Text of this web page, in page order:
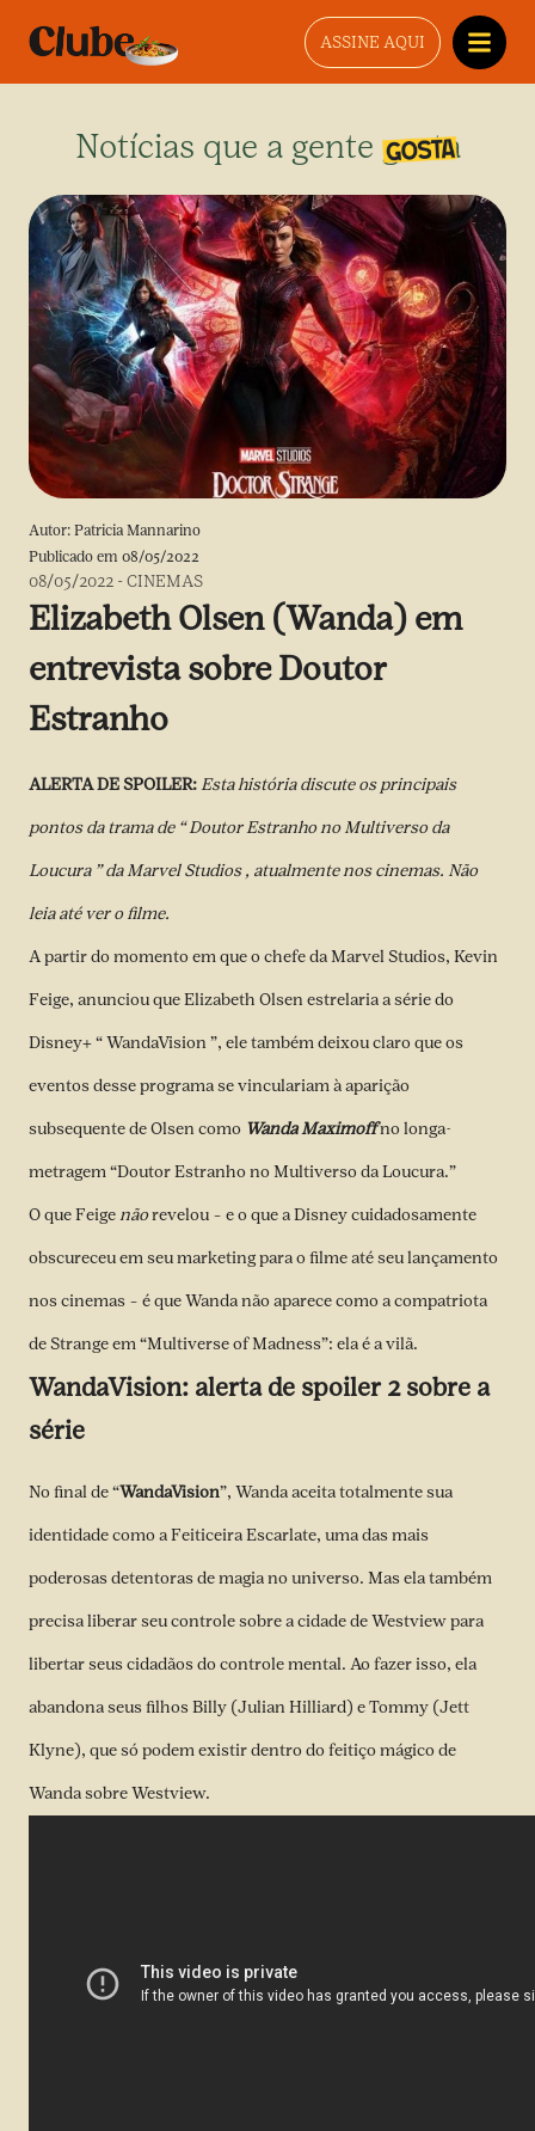
ASSINE AQUI
Notícias que a gente gosta
Autor: Patricia Mannarino
Publicado em 08/05/2022
08/05/2022 -CINEMAS
Elizabeth Olsen (Wanda) em
entrevista sobre Doutor
Estranho
ALERTA DE SPOILER:Esta história discute os principais
pontos da trama de “Doutor Estranho no Multiverso da
Loucura ” daMarvel Studios, atualmente nos cinemas. Não
leia até ver o filme.
A partir do momento em que o chefe da Marvel Studios, Kevin
Feige, anunciou queElizabeth Olsen estrelaria a série do
Disney+ “WandaVision ”, ele também deixou claro que os
eventos desse programa se vinculariam à aparição
subsequente de Olsen como Wanda Maximoffno longa-
metragem “Doutor Estranho no Multiverso da Loucura.”
O que Feigenãorevelou – e o que a Disney cuidadosamente
obscureceu em seu marketing para o filme até seu lançamento
nos cinemas – é que Wanda não aparece como a compatriota
de Strange em “Multiverse of Madness”: ela é a vilã.
WandaVision: alerta de spoiler 2 sobre a
série
No final de “WandaVision”, Wanda aceita totalmente sua
identidade como a Feiticeira Escarlate, uma das mais
poderosas detentoras de magia no universo. Mas ela também
precisa liberar seu controle sobre a cidade de Westview para
libertar seus cidadãos do controle mental. Ao fazer isso, ela
abandona seus filhos Billy (Julian Hilliard) e Tommy (Jett
Klyne), que só podem existir dentro do feitiço mágico de
Wanda sobre Westview.